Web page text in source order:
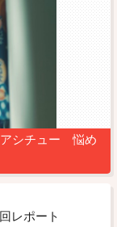
シチュー 悩め
レポート